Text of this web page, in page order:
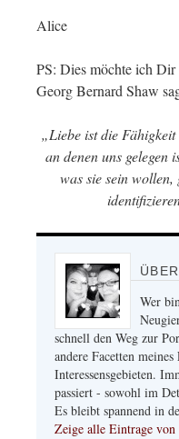
Alice
PS: Dies möchte ich
Georg Bernard Shaw
„Liebe ist die
an denen uns gelegen
was sie sein
Wer
schnell den Weg zur
andere Facetten
Interessensgebieten.
passiert - sowohl im
Es bleibt spannend in
Zeige alle Eintrage